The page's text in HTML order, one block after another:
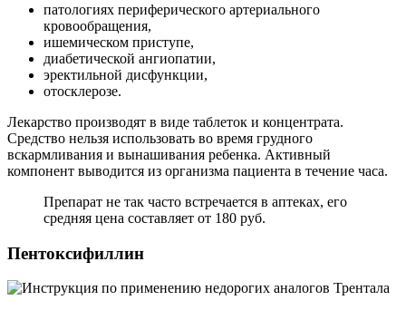
патологиях периферического артериального
кровообращения,
ишемическом приступе,
диабетической ангиопатии,
эректильной дисфункции,
отосклерозе.
Лекарство производят в виде таблеток и концентрата.
Средство нельзя использовать во время грудного
вскармливания и вынашивания ребенка. Активный
компонент выводится из организма пациента в течение часа.
Препарат не так часто встречается в аптеках, его
средняя цена составляет от 180 руб.
Пентоксифиллин